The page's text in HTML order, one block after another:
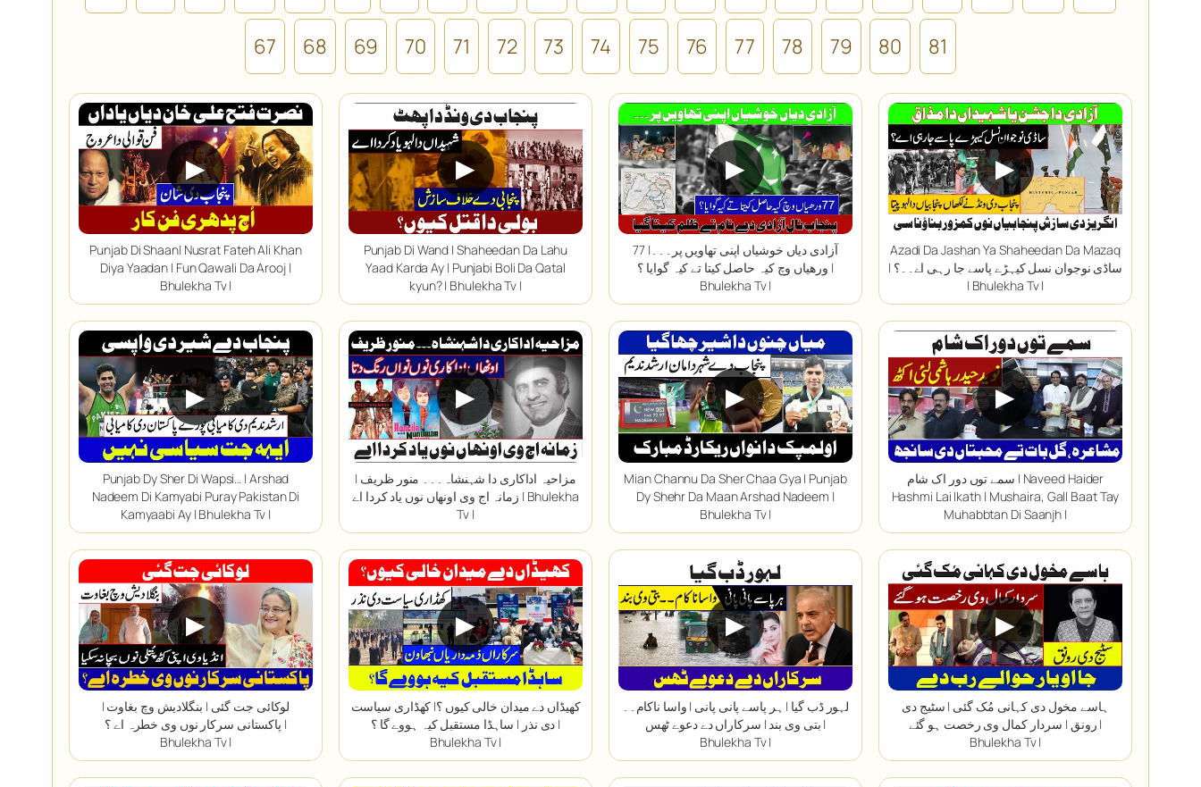
67 68 69 70 71 72 73 74 75 76 77 78 79 80 81
▶
Punjab Di Shaan| Nusrat Fateh Ali Khan
Diya Yaadan | Fun Qawali Da Arooj |
Bhulekha Tv |
▶
Punjab Di Wand | Shaheedan Da Lahu
Yaad Karda Ay | Punjabi Boli Da Qatal
kyun? | Bhulekha Tv |
▶
آزادی دیاں خوشیاں اپنی تھاویں پر۔۔۔| 77
ورھیاں وچ کیہ حاصل کیتا تے کیہ گوایا ؟ |
Bhulekha Tv |
▶
Azadi Da Jashan Ya Shaheedan Da Mazaq
| ساڈی نوجوان نسل کیہڑے پاسے جا رہی اے۔۔؟
| Bhulekha Tv |
▶
Punjab Dy Sher Di Wapsi… | Arshad
Nadeem Di Kamyabi Puray Pakistan Di
Kamyaabi Ay | Bhulekha Tv |
▶
مزاحیہ اداکاری دا شہنشاہ۔۔۔ منور ظریف |
زمانہ اج وی اونھاں نوں یاد کردا اے | Bhulekha
Tv |
▶
Mian Channu Da Sher Chaa Gya | Punjab
Dy Shehr Da Maan Arshad Nadeem |
Bhulekha Tv |
▶
سمے توں دور اک شام | Naveed Haider
Hashmi Lai Ikath | Mushaira, Gall Baat Tay
Muhabbtan Di Saanjh |
▶
لوکائی جت گئی | بنگلادیش وچ بغاوت |
پاکستانی سرکار نوں وی خطرہ اے ؟ |
Bhulekha Tv |
▶
کھیڈاں دے میدان خالی کیوں ؟| کھڈاری سیاست
دی نذر | ساہڈا مستقبل کیہ ہووے گا ؟ |
Bhulekha Tv |
▶
لہور ڈب گیا | ہر پاسے پانی پانی | واسا ناکام۔۔
بتی وی بند | سرکاراں دے دعوے ٹھس |
Bhulekha Tv |
▶
ہاسے مخول دی کہانی مُک گئی | سٹیج دی
رونق | سردار کمال وی رخصت ہو گئے |
Bhulekha Tv |